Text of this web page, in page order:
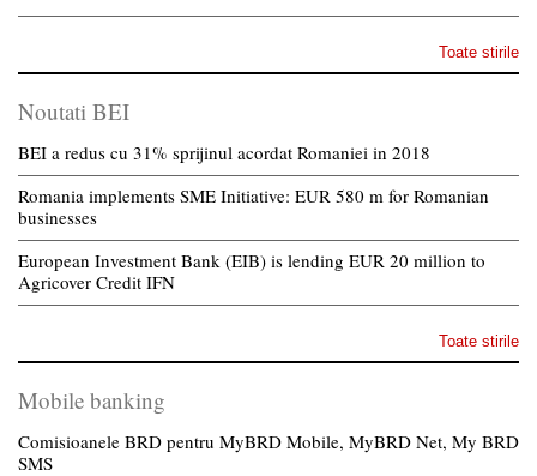
Toate stirile
Noutati BEI
BEI a redus cu 31% sprijinul acordat Romaniei in 2018
Romania implements SME Initiative: EUR 580 m for Romanian
businesses
European Investment Bank (EIB) is lending EUR 20 million to
Agricover Credit IFN
Toate stirile
Mobile banking
Comisioanele BRD pentru MyBRD Mobile, MyBRD Net, My BRD
SMS